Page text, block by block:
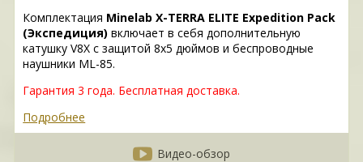
Комплектация Minelab X-TERRA ELITE Expedition Pack
(Экспедиция) включает в себя дополнительную
катушку V8X с защитой 8х5 дюймов и беспроводные
наушники ML-85.
Гарантия 3 года. Бесплатная доставка.
Подробнее
Видео-обзор